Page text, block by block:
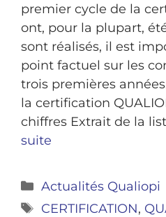
premier cycle de la
ont, pour la plupart,
sont réalisés, il est
point factuel sur les
trois premières
la certification
chiffres Extrait de la
suite
Actualités Qualiopi
CERTIFICATION,